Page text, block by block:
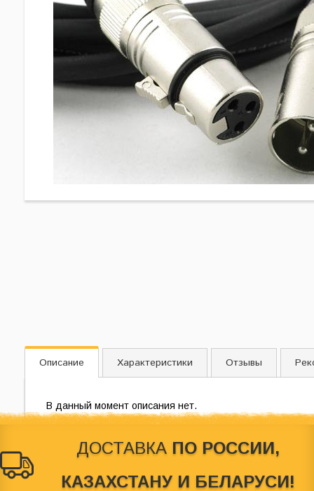
ДОСТАВКА ПО РОССИИ,
КАЗАХСТАНУ И БЕЛАРУСИ!
Описание Характеристики Отзывы
В данный момент описания нет.
Характеристики отстутсвуют.